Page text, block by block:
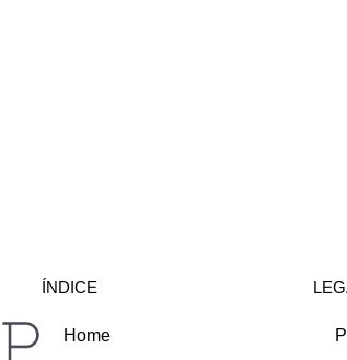
ÍNDICE
Home